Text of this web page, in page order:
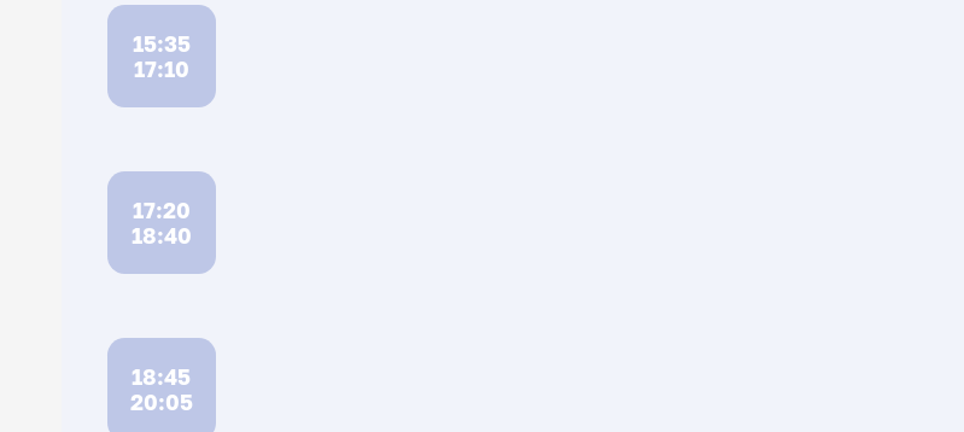
15:35
17:10
17:20
18:40
18:45
20:05